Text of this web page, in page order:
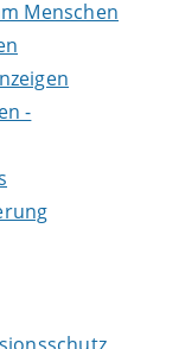
Menschen
-